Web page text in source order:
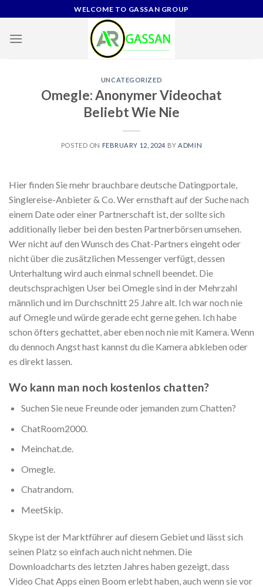
to
content
WELCOME TO GASSAN GROUP
UNCATEGORIZED
Omegle: Anonymer Videochat
Beliebt Wie Nie
POSTED ON FEBRUARY 12, 2024 BY ADMIN
Hier finden Sie mehr brauchbare deutsche Datingportale,
Singlereise-Anbieter & Co. Wer ernsthaft auf der Suche nach
einem Date oder einer Partnerschaft ist, der sollte sich
additionally lieber bei den besten Partnerbörsen umsehen.
Wer nicht auf den Wunsch des Chat-Partners eingeht oder
nicht über die zusätzlichen Messenger verfügt, dessen
Unterhaltung wird auch einmal schnell beendet. Die
deutschsprachigen User bei Omegle sind in der Mehrzahl
männlich und im Durchschnitt 25 Jahre alt. Ich war noch nie
auf Omegle und würde gerade echt gerne gehen. Ich habe
schon öfters gechattet, aber eben noch nie mit Kamera. Wenn
du dennoch Angst hast kannst du die Kamera abkleben oder
es direkt lassen.
Wo kann man noch kostenlos chatten?
Suchen Sie neue Freunde oder jemanden zum Chatten?
ChatRoom2000.
Meinchat.de.
Omegle.
Chatrandom.
MeetSkip.
Skype ist der Marktführer auf diesem Gebiet und lässt sich
seinen Platz so einfach auch nicht nehmen. Die
Downloadcharts des letzten Jahres haben gezeigt, dass
Video Chat Apps einen Boom erlebt haben, auch wenn sie vor